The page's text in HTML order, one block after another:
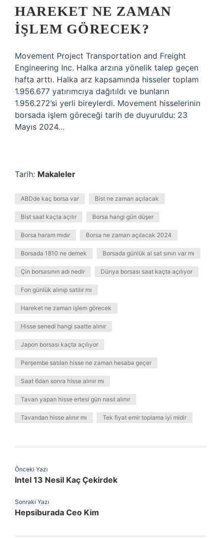
HAREKET NE ZAMAN
IŞLEM GÖRECEK?
Movement Project Transportation and Freight
Engineering Inc. Halka arzına yönelik talep geçen
hafta arttı. Halka arz kapsamında hisseler toplam
1.956.677 yatırımcıya dağıtıldı ve bunların
1.956.272’si yerli bireylerdi. Movement hisselerinin
borsada işlem göreceği tarih de duyuruldu: 23
Mayıs 2024…
Tarih: Makaleler
ABDde kaç borsa var Bist ne zaman açılacak
Bist saat kaçta açılır Borsa hangi gün düşer
Borsa haram mıdır Borsa ne zaman açılacak 2024
Borsada 1810 ne demek Borsada günlük al sat sınırı var mı
Çin borsasının adı nedir Dünya borsası saat kaçta açılıyor
Fon günlük alınıp satılır mı
Hareket ne zaman işlem görecek
Hisse senedi hangi saatte alınır
Japon borsası kaçta açılıyor
Perşembe satılan hisse ne zaman hesaba geçer
Saat 6dan sonra hisse alınır mı
Tavan yapan hisse ertesi gün nasıl alınır
Tavandan hisse alınır mı Tek fiyat emir toplama iyi midir
Önceki Yazı
Intel 13 Nesil Kaç Çekirdek
Sonraki Yazı
Hepsiburada Ceo Kim